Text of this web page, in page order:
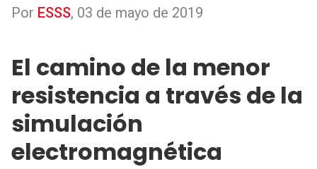
Por ESSS, 03 de mayo de 2019
El camino de la menor
resistencia a través de la
simulación
electromagnética